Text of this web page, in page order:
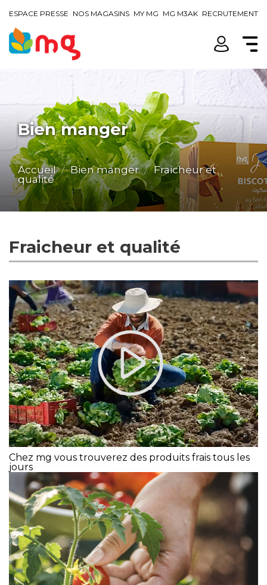
ESPACE PRESSE NOS MAGASINS MY MG MG M3AK RECRUTEMENT
Accueil Bien manger Fraicheur et
qualité
Fraicheur et qualité
Chez mg vous trouverez des produits frais tous les
jours
Bien manger